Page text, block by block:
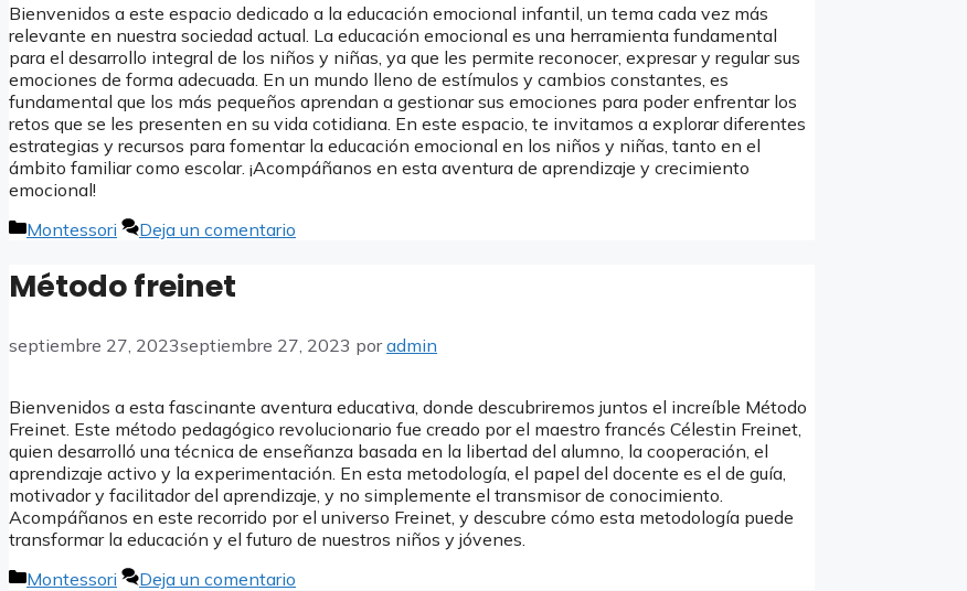
Bienvenidos a este espacio dedicado a la educación emocional infantil, un tema cada vez más
relevante en nuestra sociedad actual. La educación emocional es una herramienta fundamental
para el desarrollo integral de los niños y niñas, ya que les permite reconocer, expresar y regular sus
emociones de forma adecuada. En un mundo lleno de estímulos y cambios constantes, es
fundamental que los más pequeños aprendan a gestionar sus emociones para poder enfrentar los
retos que se les presenten en su vida cotidiana. En este espacio, te invitamos a explorar diferentes
estrategias y recursos para fomentar la educación emocional en los niños y niñas, tanto en el
ámbito familiar como escolar. ¡Acompáñanos en esta aventura de aprendizaje y crecimiento
emocional!
Categorías
Montessori Deja un comentario
Método freinet
septiembre 27, 2023septiembre 27, 2023 poradmin
Bienvenidos a esta fascinante aventura educativa, donde descubriremos juntos el increíble Método
Freinet. Este método pedagógico revolucionario fue creado por el maestro francés Célestin Freinet,
quien desarrolló una técnica de enseñanza basada en la libertad del alumno, la cooperación, el
aprendizaje activo y la experimentación. En esta metodología, el papel del docente es el de guía,
motivador y facilitador del aprendizaje, y no simplemente el transmisor de conocimiento.
Acompáñanos en este recorrido por el universo Freinet, y descubre cómo esta metodología puede
transformar la educación y el futuro de nuestros niños y jóvenes.
Categorías
Montessori Deja un comentario